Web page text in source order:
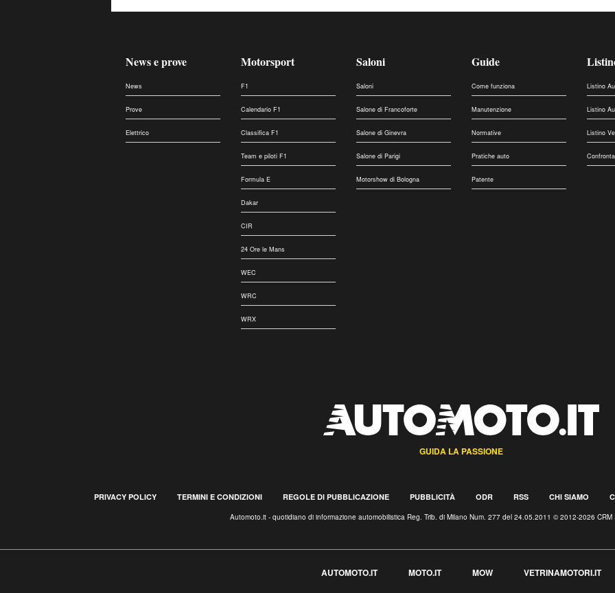
News e prove
News
Prove
Elettrico
Motorsport
F1
Calendario F1
Classifica F1
Team e piloti F1
Formula E
Dakar
CIR
24 Ore le Mans
WEC
WRC
WRX
Saloni
Saloni
Salone di Francoforte
Salone di Ginevra
Salone di Parigi
Motorshow di Bologna
Guide
Come funziona
Manutenzione
Normative
Pratiche auto
Patente
Listino
Listino
Listino
GUIDA LA PASSIONE
PRIVACY POLICY TERMINI E CONDIZIONI REGOLE DI PUBBLICAZIONE PUBBLICITÀ ODR RSS CHI SIAMO
Automoto.it - quotidiano di informazione automobilistica Reg. Trib. di Milano Num. 277 del 24.05.2011 © 2012-2026
AUTOMOTO.IT MOTO.IT MOW VETRINAMOTORI.IT